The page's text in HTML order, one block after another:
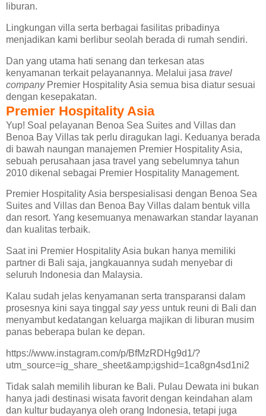
liburan.
Lingkungan villa serta berbagai fasilitas pribadinya
menjadikan kami berlibur seolah berada di rumah sendiri.
Dan yang utama hati senang dan terkesan atas
kenyamanan terkait pelayanannya. Melalui jasa travel
companyPremier Hospitality Asia semua bisa diatur sesuai
dengan kesepakatan.
Premier Hospitality Asia
Yup! Soal pelayanan Benoa Sea Suites and Villas dan
Benoa Bay Villas tak perlu diragukan lagi. Keduanya berada
di bawah naungan manajemen Premier Hospitality Asia,
sebuah perusahaan jasa travel yang sebelumnya tahun
2010 dikenal sebagai Premier Hospitality Management.
Premier Hospitality Asia berspesialisasi dengan Benoa Sea
Suites and Villas dan Benoa Bay Villas dalam bentuk villa
dan resort. Yang kesemuanya menawarkan standar layanan
dan kualitas terbaik.
Saat ini Premier Hospitality Asia bukan hanya memiliki
partner di Bali saja, jangkauannya sudah menyebar di
seluruh Indonesia dan Malaysia.
Kalau sudah jelas kenyamanan serta transparansi dalam
prosesnya kini saya tinggal say yess untuk reuni di Bali dan
menyambut kedatangan keluarga majikan di liburan musim
panas beberapa bulan ke depan.
https://www.instagram.com/p/BfMzRDHg9d1/?
utm_source=ig_share_sheet&amp;igshid=1ca8gn4sd1ni2
Tidak salah memilih liburan ke Bali. Pulau Dewata ini bukan
hanya jadi destinasi wisata favorit dengan keindahan alam
dan kultur budayanya oleh orang Indonesia, tetapi juga